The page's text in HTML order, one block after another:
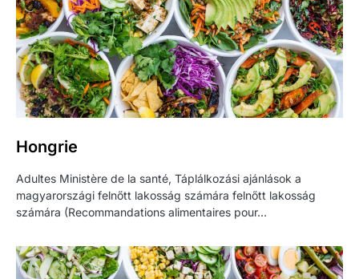
Hongrie
Adultes Ministère de la santé, Táplálkozási ajánlások a
magyarországi felnőtt lakosság számára felnőtt lakosság
számára (Recommandations alimentaires pour…